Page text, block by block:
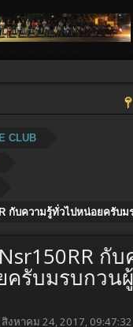
CLUB
กับความรู้ทั่วไปหน่อยครับ
กับ
รับมรบกวน
งหาคม 24, 2017,